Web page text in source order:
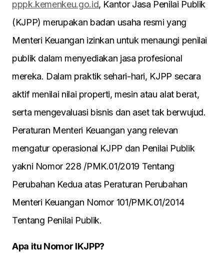
pppk.kemenkeu.go.id, Kantor Jasa Penilai Publik
(KJPP) merupakan badan usaha resmi yang
Menteri Keuangan izinkan untuk menaungi penilai
publik dalam menyediakan jasa profesional
mereka. Dalam praktik sehari-hari, KJPP secara
aktif menilai nilai properti, mesin atau alat berat,
serta mengevaluasi bisnis dan aset tak berwujud.
Peraturan Menteri Keuangan yang relevan
mengatur operasional KJPP dan Penilai Publik
yakni Nomor 228 /PMK.01/2019 Tentang
Perubahan Kedua atas Peraturan Perubahan
Menteri Keuangan Nomor 101/PMK.01/2014
Tentang Penilai Publik.
Apa itu Nomor IKJPP?